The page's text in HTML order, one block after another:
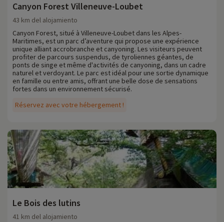
Canyon Forest Villeneuve-Loubet
Réservez avec votre hébergement !
43 km del alojamiento
Canyon Forest, situé à Villeneuve-Loubet dans les Alpes-
Maritimes, est un parc d’aventure qui propose une expérience
unique alliant accrobranche et canyoning. Les visiteurs peuvent
profiter de parcours suspendus, de tyroliennes géantes, de
ponts de singe et même d'activités de canyoning, dans un cadre
naturel et verdoyant. Le parc est idéal pour une sortie dynamique
en famille ou entre amis, offrant une belle dose de sensations
fortes dans un environnement sécurisé.
Le Bois des lutins
41 km del alojamiento